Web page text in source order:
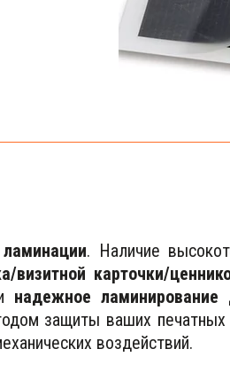
. Наличие
визитной карточки/
надежное ламинирование
защиты ваших
воздействий.